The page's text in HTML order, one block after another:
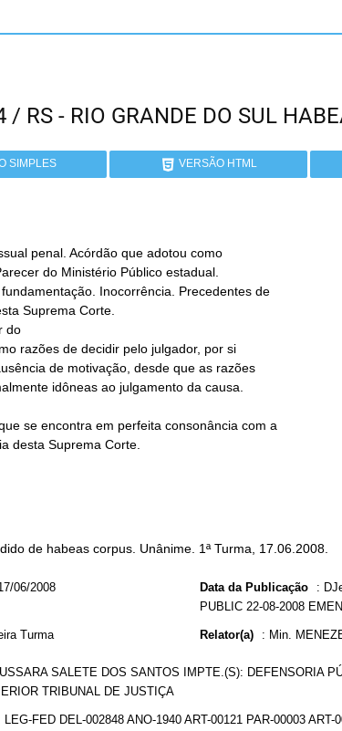
/ RS - RIO GRANDE DO SUL
SIMPLES VERSÃO HTML
penal. Acórdão que adotou como
do
de habeas corpus. Unânime. 1ª Turma, 17.06.2008.
06/2008 Data da Publicação :
PUBLIC 22-08-2008
Turma Relator(a) : Min.
SALETE DOS SANTOS IMPTE.(S): DEFENSORIA
TRIBUNAL DE JUSTIÇA
LEG-FED DEL-002848 ANO-1940 ART-00121 PAR-00003 ART-